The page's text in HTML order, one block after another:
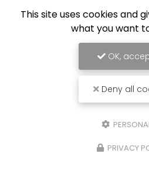
This site uses cookies and
what you want
OK,
Deny all
PRIVACY